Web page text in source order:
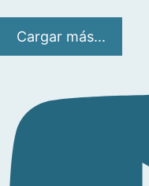
Cargar más...